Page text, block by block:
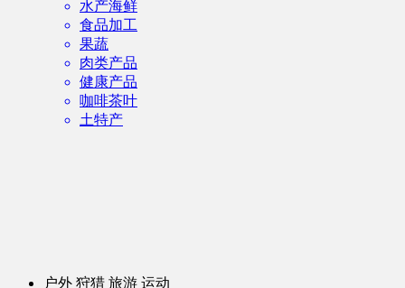
水产海鲜
食品加工
果蔬
肉类产品
健康产品
咖啡茶叶
土特产
户外 狩猎 旅游 运动